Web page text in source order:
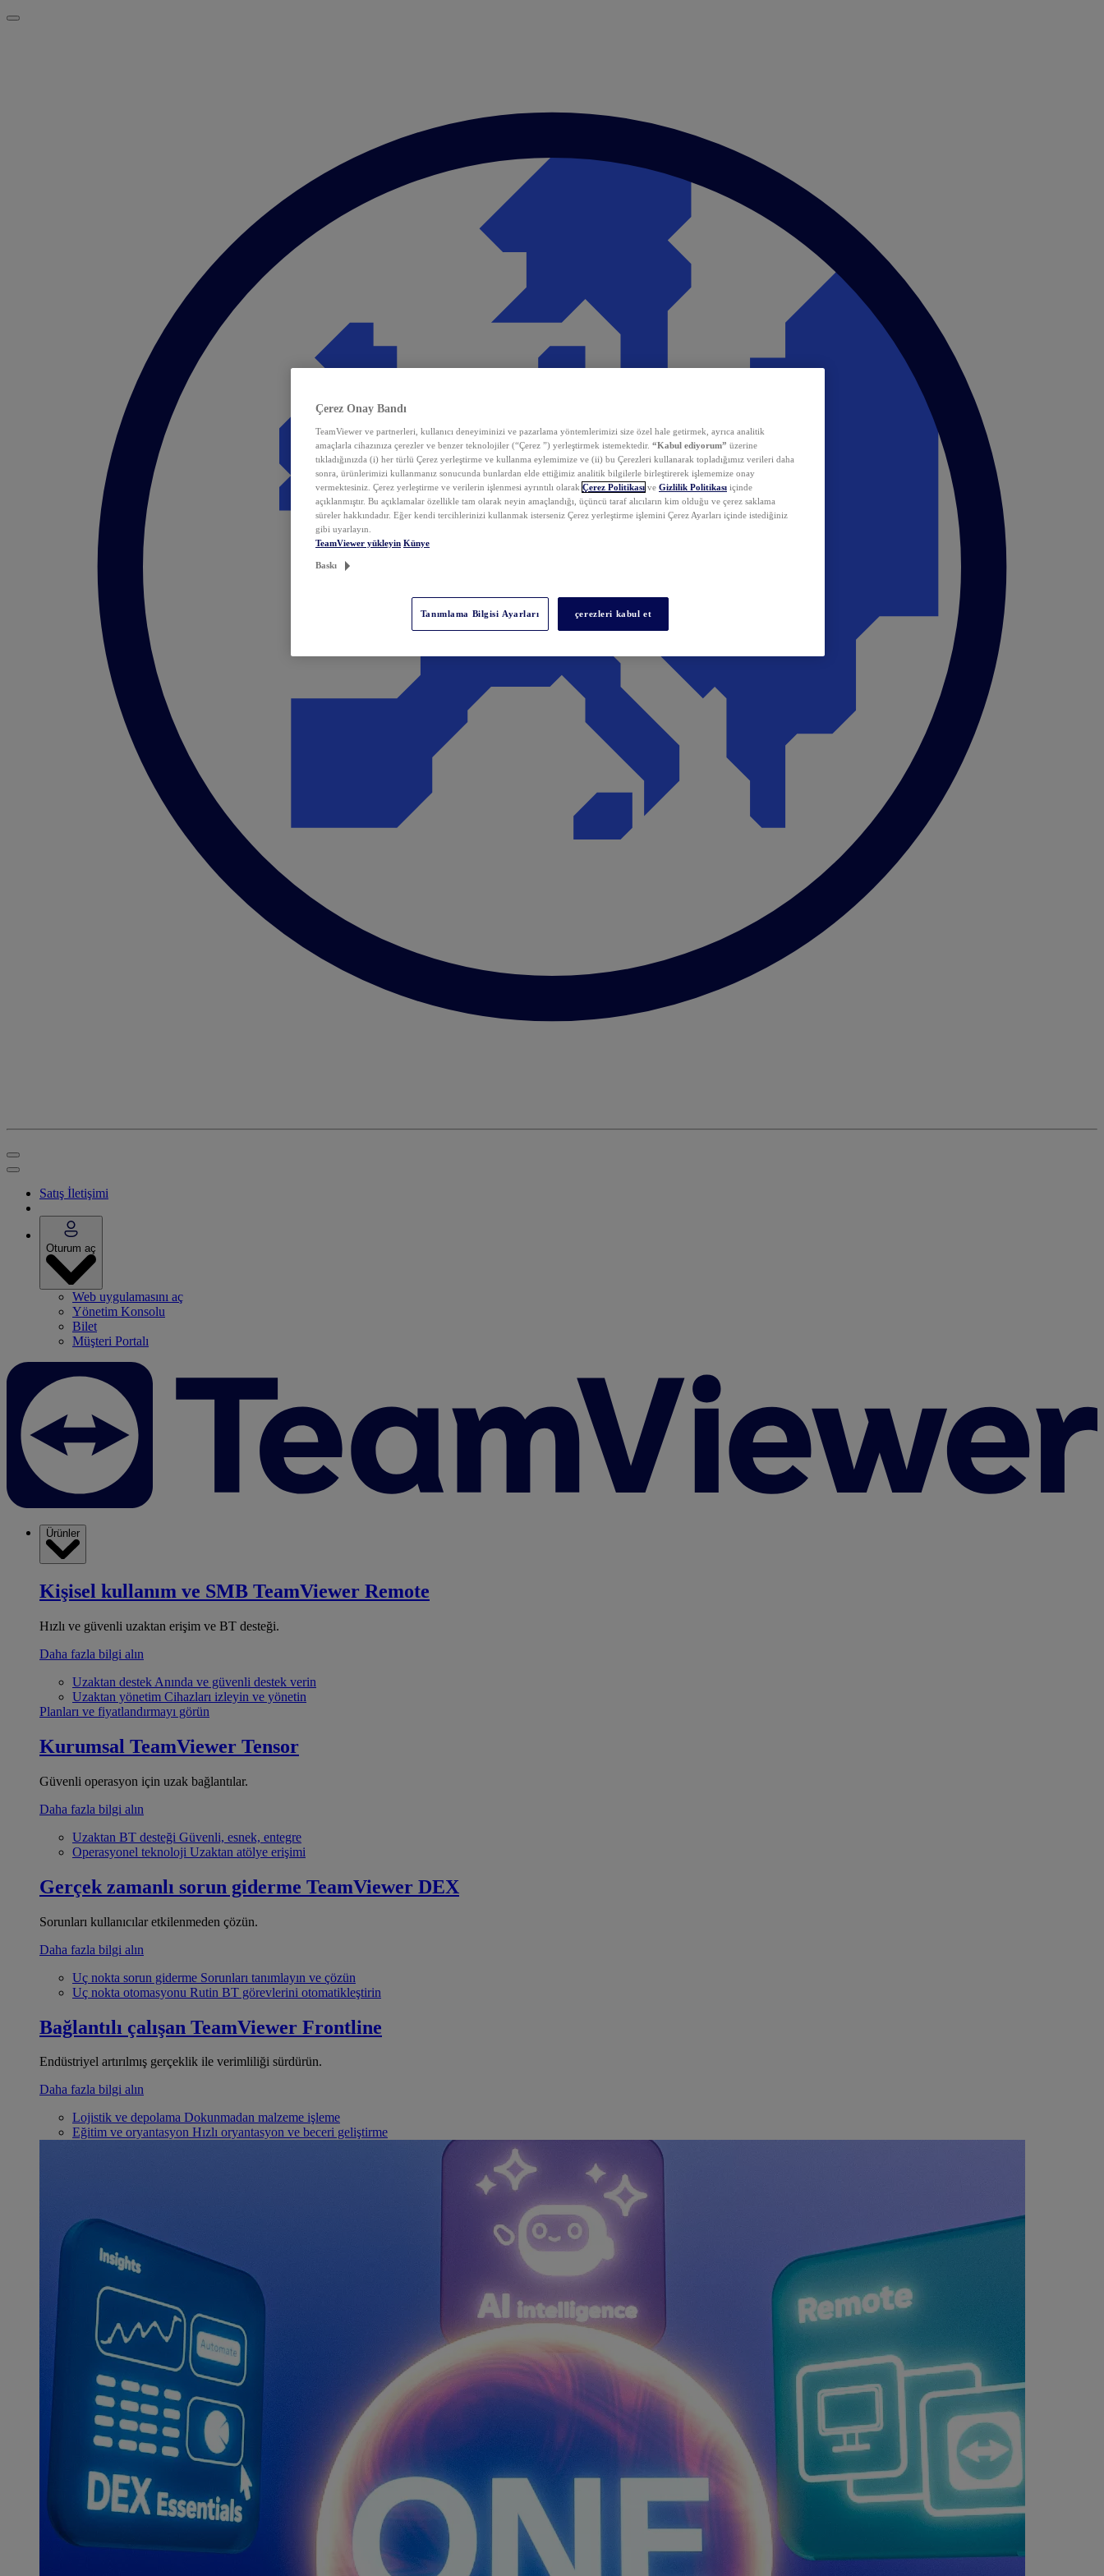
Satış İletişimi
Oturum aç
Web uygulamasını aç
Yönetim Konsolu
Bilet
Müşteri Portalı
Ürünler
Kişisel kullanım ve SMB TeamViewer Remote
Hızlı ve güvenli uzaktan erişim ve BT desteği.
Daha fazla bilgi alın
Uzaktan destek Anında ve güvenli destek verin
Uzaktan yönetim Cihazları izleyin ve yönetin
Planları ve fiyatlandırmayı görün
Kurumsal TeamViewer Tensor
Güvenli operasyon için uzak bağlantılar.
Daha fazla bilgi alın
Uzaktan BT desteği Güvenli, esnek, entegre
Operasyonel teknoloji Uzaktan atölye erişimi
Gerçek zamanlı sorun giderme TeamViewer DEX
Sorunları kullanıcılar etkilenmeden çözün.
Daha fazla bilgi alın
Uç nokta sorun giderme Sorunları tanımlayın ve çözün
Uç nokta otomasyonu Rutin BT görevlerini otomatikleştirin
Bağlantılı çalışan TeamViewer Frontline
Endüstriyel artırılmış gerçeklik ile verimliliği sürdürün.
Daha fazla bilgi alın
Lojistik ve depolama Dokunmadan malzeme işleme
Eğitim ve oryantasyon Hızlı oryantasyon ve beceri geliştirme
Çerez Onay Bandı
TeamViewer ve partnerleri, kullanıcı deneyiminizi ve pazarlama yöntemlerimizi size özel hale getirmek, ayrıca analitik
amaçlarla cihazınıza çerezler ve benzer teknolojiler (“Çerez ”) yerleştirmek istemektedir. “Kabul ediyorum” üzerine
tıkladığınızda (i) her türlü Çerez yerleştirme ve kullanma eylemimize ve (ii) bu Çerezleri kullanarak topladığımız verileri daha
sonra, ürünlerimizi kullanmanız sonucunda bunlardan elde ettiğimiz analitik bilgilerle birleştirerek işlememize onay
vermektesiniz. Çerez yerleştirme ve verilerin işlenmesi ayrıntılı olarak Çerez Politikası ve Gizlilik Politikası içinde
açıklanmıştır. Bu açıklamalar özellikle tam olarak neyin amaçlandığı, üçüncü taraf alıcıların kim olduğu ve çerez saklama
süreler hakkındadır. Eğer kendi tercihlerinizi kullanmak isterseniz Çerez yerleştirme işlemini Çerez Ayarları içinde istediğiniz
gibi uyarlayın.
TeamViewer yükleyin Künye
Baskı
Tanımlama Bilgisi Ayarları çerezleri kabul et